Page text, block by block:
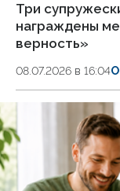
Три
награждены
верность»
08.07.2026 в 16:04